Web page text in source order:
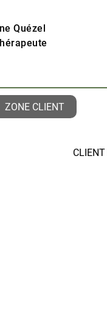
Quézel
ZONE CLIENT